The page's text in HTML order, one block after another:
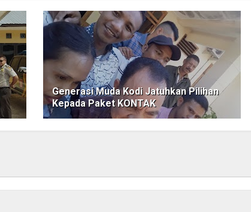
Generasi Muda Kodi Jatuhkan Pilihan
Kepada Paket KONTAK